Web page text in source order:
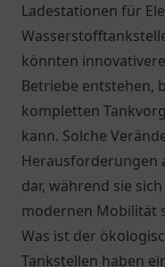
Ladestationen für
könnten
Betriebe entstehen,
kompletten
kann. Solche
Herausforderungen
dar, während sie
modernen Mobilität
Was ist der
Tankstellen haben